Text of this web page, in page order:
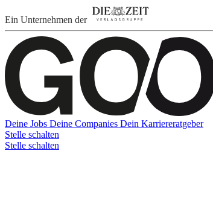
Ein Unternehmen der
Deine Jobs Deine Companies Dein Karriereratgeber
Stelle schalten
Stelle schalten